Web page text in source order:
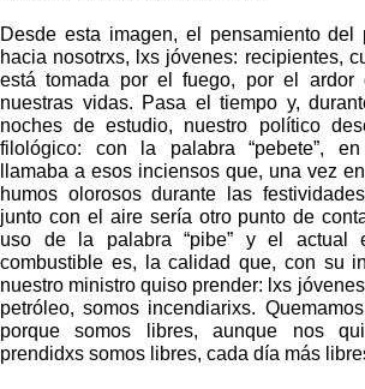
Desde esta imagen, el pensamiento del
hacia nosotrxs, lxs jóvenes: recipientes,
está tomada por el fuego, por el ardor
nuestras vidas. Pasa el tiempo y,
noches de estudio, nuestro político
filológico: con la palabra “pebete”,
llamaba a esos inciensos que, una vez
humos olorosos durante las
junto con el aire sería otro punto de
uso de la palabra “pibe” y el actual
combustible es, la calidad que, con su
nuestro ministro quiso prender: lxs
petróleo, somos incendiarixs.
porque somos libres, aunque nos
prendidxs somos libres, cada día más